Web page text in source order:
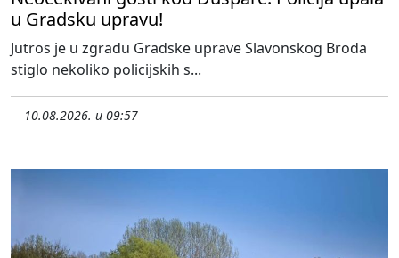
u Gradsku upravu!
Jutros je u zgradu Gradske uprave Slavonskog Broda
stiglo nekoliko policijskih s...
10.08.2026. u 09:57